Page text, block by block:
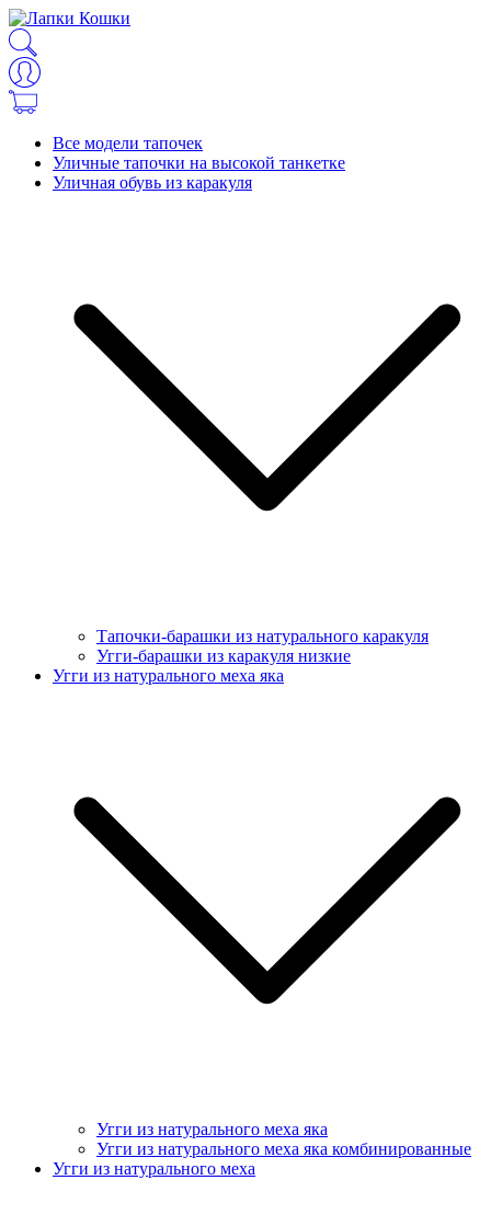
Все модели тапочек
Уличные тапочки на высокой танкетке
Уличная обувь из каракуля
Тапочки-барашки из натурального каракуля
Угги-барашки из каракуля низкие
Угги из натурального меха яка
Угги из натурального меха яка
Угги из натурального меха яка комбинированные
Угги из натурального меха